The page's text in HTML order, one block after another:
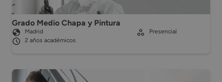
Grado Medio Chapa y Pintura
Madrid
2 años académicos
Presencial